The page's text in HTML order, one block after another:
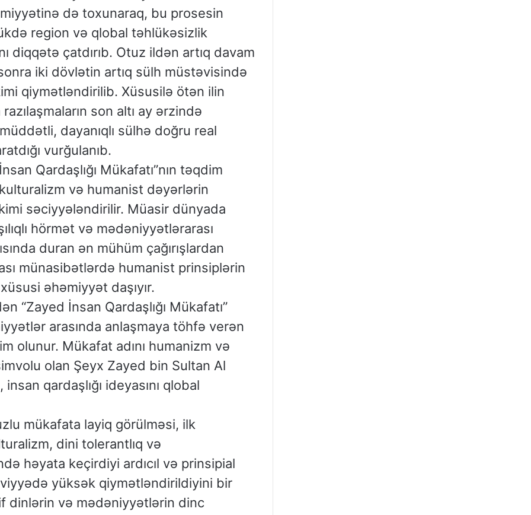
də toxunaraq, bu prosesin
region və qlobal təhlükəsizlik
diqqətə çatdırıb. Otuz ildən artıq davam
iki dövlətin artıq sülh müstəvisində
qiymətləndirilib. Xüsusilə ötən ilin
son altı ay ərzində
dayanıqlı sülhə doğru real
vurğulanıb.
Qardaşlığı Mükafatı”nın təqdim
və humanist dəyərlərin
səciyyələndirilir. Müasir dünyada
hörmət və mədəniyyətlərarası
duran ən mühüm çağırışlardan
münasibətlərdə humanist prinsiplərin
əhəmiyyət daşıyır.
“Zayed İnsan Qardaşlığı Mükafatı”
arasında anlaşmaya töhfə verən
olunur. Mükafat adını humanizm və
olan Şeyx Zayed bin Sultan Al
qardaşlığı ideyasını qlobal
mükafata layiq görülməsi, ilk
dini tolerantlıq və
həyata keçirdiyi ardıcıl və prinsipial
yüksək qiymətləndirildiyini bir
dinlərin və mədəniyyətlərin dinc